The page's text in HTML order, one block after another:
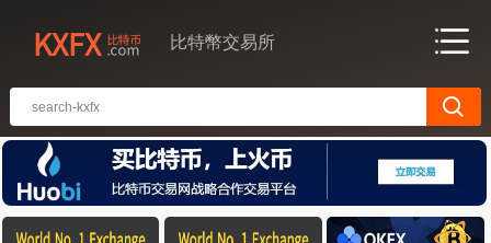
比特幣交易所